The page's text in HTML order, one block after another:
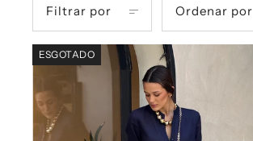
Filtrar por Ordenar por
ESGOTADO